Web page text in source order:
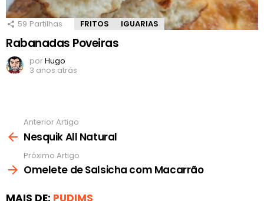
59 Partilhas FRITOS IGUARIAS
Rabanadas Poveiras
porHugo
3 anos atrás
mais
Anterior Artigo
Nesquik All Natural
Próximo Artigo
Omelete de Salsicha com Macarrão